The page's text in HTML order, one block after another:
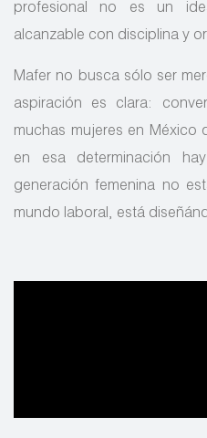
profesional no es un
alcanzable con disciplina y
Mafer no busca sólo ser
aspiración es clara:
muchas mujeres en México
en esa determinación
generación femenina no
mundo laboral, está